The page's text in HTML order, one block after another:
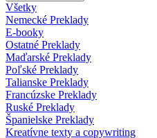
Všetky
Nemecké Preklady
E-booky
Ostatné Preklady
Maďarské Preklady
Poľské Preklady
Talianske Preklady
Francúzske Preklady
Ruské Preklady
Španielske Preklady
Kreatívne texty a copywriting